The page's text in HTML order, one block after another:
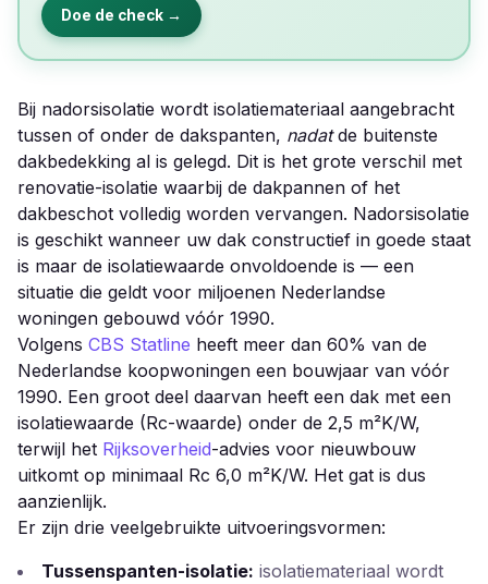
Doe de check →
Bij nadorsisolatie wordt isolatiemateriaal aangebracht
tussen of onder de dakspanten, nadatde buitenste
dakbedekking al is gelegd. Dit is het grote verschil met
renovatie-isolatie waarbij de dakpannen of het
dakbeschot volledig worden vervangen. Nadorsisolatie
is geschikt wanneer uw dak constructief in goede staat
is maar de isolatiewaarde onvoldoende is — een
situatie die geldt voor miljoenen Nederlandse
woningen gebouwd vóór 1990.
Volgens CBS Statline heeft meer dan 60% van de
Nederlandse koopwoningen een bouwjaar van vóór
1990. Een groot deel daarvan heeft een dak met een
isolatiewaarde (Rc-waarde) onder de 2,5 m²K/W,
terwijl het Rijksoverheid-advies voor nieuwbouw
uitkomt op minimaal Rc 6,0 m²K/W. Het gat is dus
aanzienlijk.
Er zijn drie veelgebruikte uitvoeringsvormen:
Tussenspanten-isolatie: isolatiemateriaal wordt